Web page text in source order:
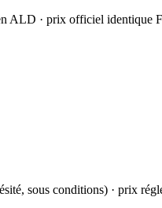
ALD · prix officiel identique
sous conditions) · prix